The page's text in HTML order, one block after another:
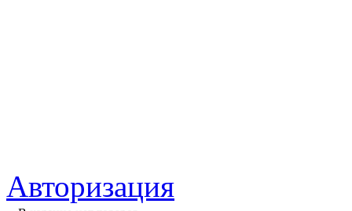
Авторизация